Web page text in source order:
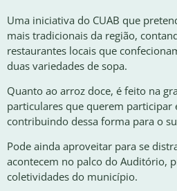
Uma iniciativa do CUAB que
mais tradicionais da região,
restaurantes locais que
duas variedades de sopa.
Quanto ao arroz doce, é feito na
particulares que querem participar
contribuindo dessa forma para o
Pode ainda aproveitar para se
acontecem no palco do Auditório,
coletividades do município.